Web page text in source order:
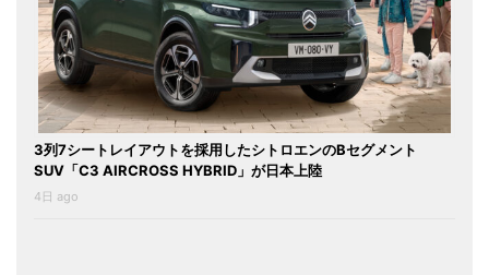
3列7シートレイアウトを採用したシトロエンのBセグメント
SUV「C3 AIRCROSS HYBRID」が日本上陸
4日 ago